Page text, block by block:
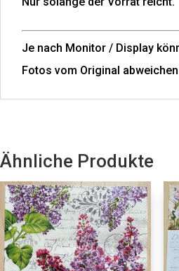
Je nach Monitor / Display
Fotos vom Original abweichen
Ähnliche Produkte